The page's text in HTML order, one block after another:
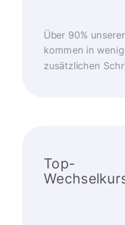
Über 90%
kommen in
zusätzlichen
Top-